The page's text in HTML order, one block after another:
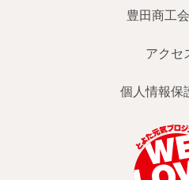
豊田商工
アクセ
個人情報保